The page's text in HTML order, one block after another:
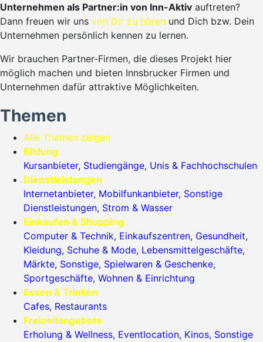
Unternehmen als Partner:in von Inn-Aktiv auftreten?
Dann freuen wir uns von Dir zu hören und Dich bzw. Dein
Unternehmen persönlich kennen zu lernen.
Wir brauchen Partner-Firmen, die dieses Projekt hier
möglich machen und bieten Innsbrucker Firmen und
Unternehmen dafür attraktive Möglichkeiten.
Themen
Alle Themen zeigen
Bildung
Kursanbieter, Studiengänge, Unis & Fachhochschulen
Dienstleistungen
Internetanbieter, Mobilfunkanbieter, Sonstige
Dienstleistungen, Strom & Wasser
Einkaufen & Shopping
Computer & Technik, Einkaufszentren, Gesundheit,
Kleidung, Schuhe & Mode, Lebensmittelgeschäfte,
Märkte, Sonstige, Spielwaren & Geschenke,
Sportgeschäfte, Wohnen & Einrichtung
Essen & Trinken
Cafes, Restaurants
Freizeitangebote
Erholung & Wellness, Eventlocation, Kinos, Sonstige